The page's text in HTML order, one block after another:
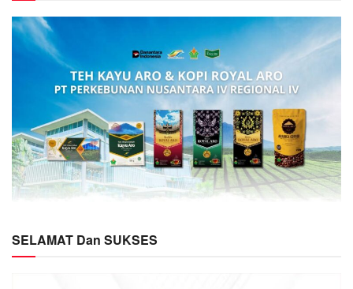
SELAMAT Dan SUKSES